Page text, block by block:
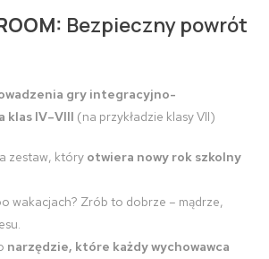
Bezpieczny powrót
gry integracyjno-
IV–VIII (na przykładzie klasy VII)
zestaw, który otwiera nowy rok szkolny
wakacjach? Zrób to dobrze – mądrze,
narzędzie, które każdy wychowawca